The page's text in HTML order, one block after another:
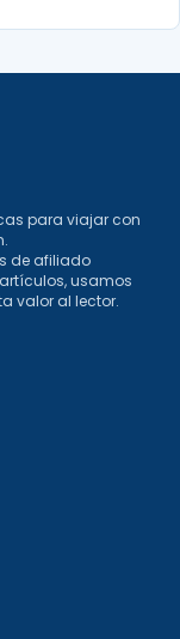
para viajar con
de afiliado
usamos
valor al lector.